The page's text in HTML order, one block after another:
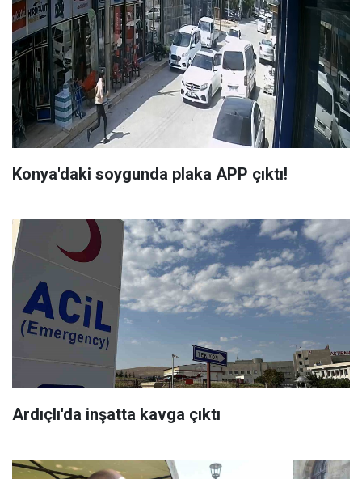
Konya'daki soygunda plaka APP çıktı!
Ardıçlı'da inşatta kavga çıktı